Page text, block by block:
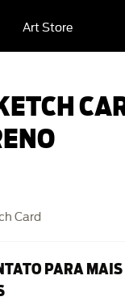
Art Store
Card
PARA MAIS